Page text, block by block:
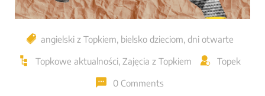
angielski z Topkiem, bielsko dzieciom, dni otwarte
Topkowe aktualności, Zajęcia z Topkiem Topek
0 Comments